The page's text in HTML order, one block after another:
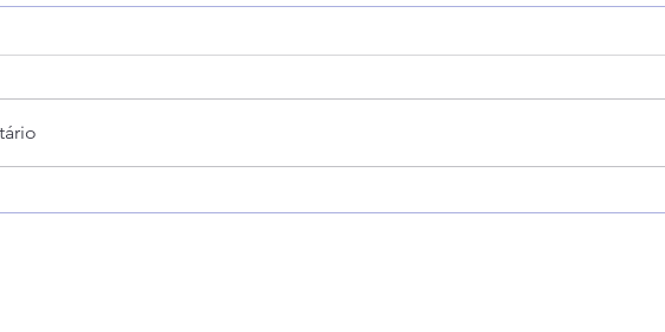
Natal na visão Espírita